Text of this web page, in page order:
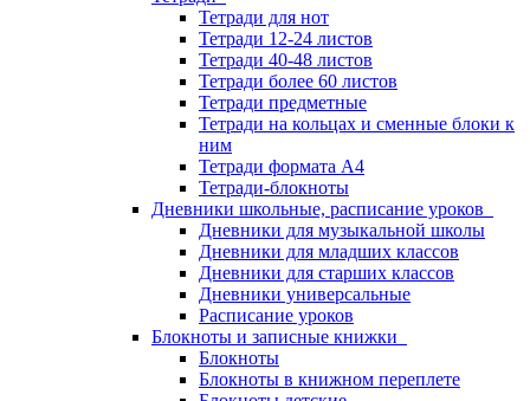
Тетради для нот
Тетради 12-24 листов
Тетради 40-48 листов
Тетради более 60 листов
Тетради предметные
Тетради на кольцах и сменные блоки к
ним
Тетради формата А4
Тетради-блокноты
Дневники школьные, расписание уроков
Дневники для музыкальной школы
Дневники для младших классов
Дневники для старших классов
Дневники универсальные
Расписание уроков
Блокноты и записные книжки
Блокноты
Блокноты в книжном переплете